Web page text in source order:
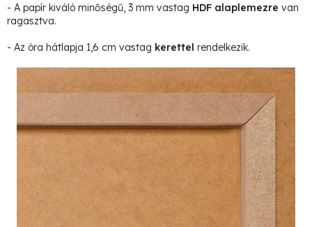
- A papír kiváló minőségű, 3 mm vastag HDF alaplemezre van
ragasztva.
- Az óra hátlapja 1,6 cm vastag kerettel rendelkezik.